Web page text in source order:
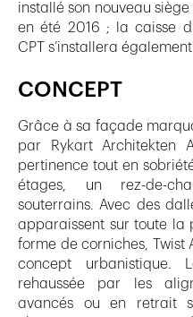
installé son nouveau
en été 2016 ; la caisse
CPT s’installera
CONCEPT
Grâce à sa façade
par Rykart Architekten
pertinence tout en
étages, un rez-de-
souterrains. Avec des
apparaissent sur toute la
forme de corniches, Twist
concept urbanistique.
rehaussée par les
avancés ou en retrait